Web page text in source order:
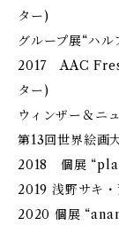
ター)
グループ展“ハ
2017 AAC
ター)
ウィンザー＆ニ
第13回世界絵画
2018 個展
2019 浅野サキ
2020 個展